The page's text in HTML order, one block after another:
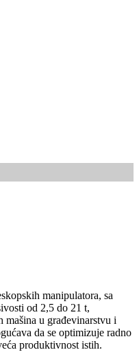
manipulatora, sa
od 2,5 do 21 t,
mašina u građevinarstvu i
da se optimizuje radno
produktivnost istih.